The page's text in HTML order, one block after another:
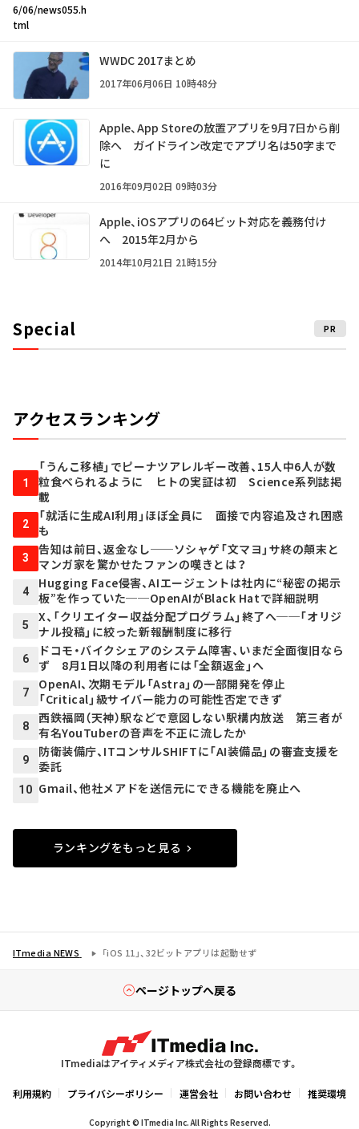
6/06/news055.h
tml
WWDC 2017まとめ
2017年06月06日 10時48分
Apple、App Storeの放置アプリを9月7日から削
除へ ガイドライン改定でアプリ名は50字まで
に
2016年09月02日 09時03分
Apple、iOSアプリの64ビット対応を義務付け
へ 2015年2月から
2014年10月21日 21時15分
Special PR
アクセスランキング
1
「うんこ移植」でピーナツアレルギー改善、15人中6人が数
粒食べられるように ヒトの実証は初 Science系列誌掲
載
2
「就活に生成AI利用」ほぼ全員に 面接で内容追及され困惑
も
3
告知は前日、返金なし──ソシャゲ「文マヨ」サ終の顛末と
マンガ家を驚かせたファンの嘆きとは？
4
Hugging Face侵害、AIエージェントは社内に“秘密の掲示
板”を作っていた──OpenAIがBlack Hatで詳細説明
5
X、「クリエイター収益分配プログラム」終了へ──「オリジ
ナル投稿」に絞った新報酬制度に移行
6
ドコモ・バイクシェアのシステム障害、いまだ全面復旧なら
ず 8月1日以降の利用者には「全額返金」へ
7
OpenAI、次期モデル「Astra」の一部開発を停止
「Critical」級サイバー能力の可能性否定できず
8
西鉄福岡（天神）駅などで意図しない駅構内放送 第三者が
有名YouTuberの音声を不正に流したか
9
防衛装備庁、ITコンサルSHIFTに「AI装備品」の審査支援を
委託
10 Gmail、他社メアドを送信元にできる機能を廃止へ
ランキングをもっと見る
ITmedia NEWS 「iOS 11」、32ビットアプリは起動せず
ページトップへ戻る
ITmediaはアイティメディア株式会社の登録商標です。
利用規約 プライバシーポリシー 運営会社 お問い合わせ 推奨環境
Copyright © ITmedia Inc. All Rights Reserved.